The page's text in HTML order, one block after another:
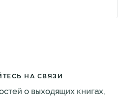
НА СВЯЗИ
о выходящих книгах,